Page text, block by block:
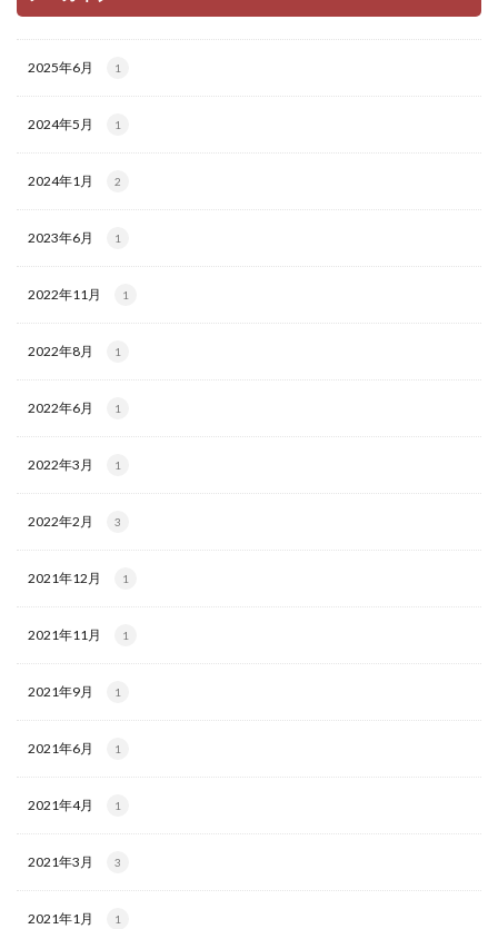
2025年6月 1
2024年5月 1
2024年1月 2
2023年6月 1
2022年11月 1
2022年8月 1
2022年6月 1
2022年3月 1
2022年2月 3
2021年12月 1
2021年11月 1
2021年9月 1
2021年6月 1
2021年4月 1
2021年3月 3
2021年1月 1